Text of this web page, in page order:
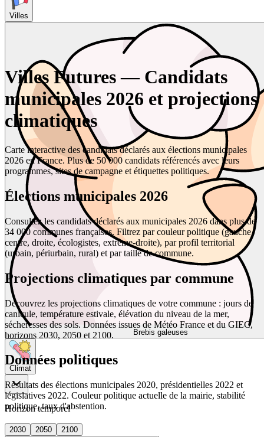
Villes
Brebis galeuses
Climat
Horizon temporel
2030 2050
2100
Villes Futures — Candidats
municipales 2026 et projections
climatiques
Carte interactive des candidats déclarés aux élections municipales
2026 en France. Plus de 50 000 candidats référencés avec leurs
programmes, sites de campagne et étiquettes politiques.
Élections municipales 2026
Consultez les candidats déclarés aux municipales 2026 dans plus de
34 000 communes françaises. Filtrez par couleur politique (gauche,
centre, droite, écologistes, extrême-droite), par profil territorial
(urbain, périurbain, rural) et par taille de commune.
Projections climatiques par commune
Découvrez les projections climatiques de votre commune : jours de
canicule, température estivale, élévation du niveau de la mer,
sécheresses des sols. Données issues de Météo France et du GIEC,
horizons 2030, 2050 et 2100.
Données politiques
Résultats des élections municipales 2020, présidentielles 2022 et
législatives 2022. Couleur politique actuelle de la mairie, stabilité
politique, taux d'abstention.